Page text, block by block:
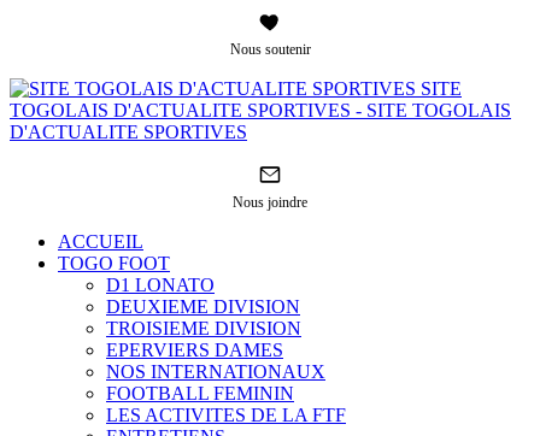
Nous soutenir
SITE
TOGOLAIS D'ACTUALITE SPORTIVES - SITE TOGOLAIS
D'ACTUALITE SPORTIVES
Nous joindre
ACCUEIL
TOGO FOOT
D1 LONATO
DEUXIEME DIVISION
TROISIEME DIVISION
EPERVIERS DAMES
NOS INTERNATIONAUX
FOOTBALL FEMININ
LES ACTIVITES DE LA FTF